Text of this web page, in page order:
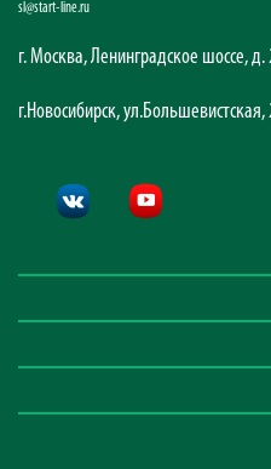
sl@start-line.ru
г. Москва, Ленинградское шоссе,
г.Новосибирск, ул.Большевистская,